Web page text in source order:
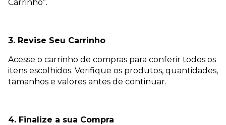
Carrinho”.
3. Revise Seu Carrinho
Acesse o carrinho de compras para conferir todos os
itens escolhidos. Verifique os produtos, quantidades,
tamanhos e valores antes de continuar.
4. Finalize a sua Compra